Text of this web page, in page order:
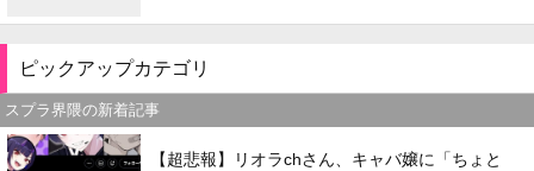
ピックアップカテゴリ
スプラ界隈の新着記事
【超悲報】リオラchさん、キャバ嬢に「ちょと